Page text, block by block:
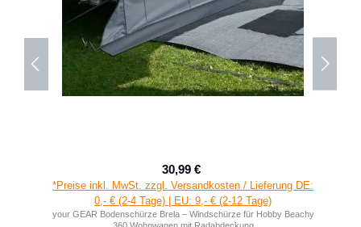
Verkaufspreis:
30,99 €
*Preise inkl. MwSt. zzgl. Versandkosten / Lieferung DE:
0,- € (2-4 Tage) | EU: 9,- € (2-12 Tage)
your GEAR Bodenschürze Brela – Windschürze für Hobby Beachy